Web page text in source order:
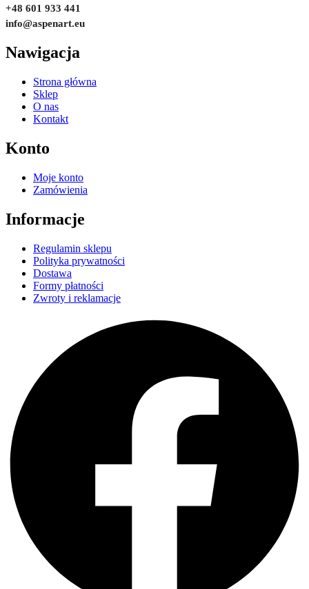
+48 601 933 441
info@aspenart.eu
Nawigacja
Strona główna
Sklep
O nas
Kontakt
Konto
Moje konto
Zamówienia
Informacje
Regulamin sklepu
Polityka prywatności
Dostawa
Formy płatności
Zwroty i reklamacje